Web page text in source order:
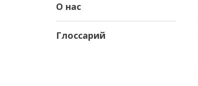
О нас
Глоссарий